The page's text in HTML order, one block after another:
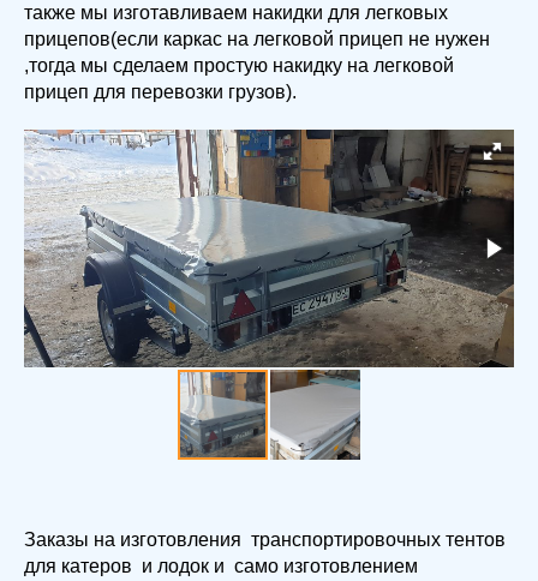
также мы изготавливаем накидки для легковых
прицепов(если каркас на легковой прицеп не нужен
,тогда мы сделаем простую накидку на легковой
прицеп для перевозки грузов).
Заказы на изготовления транспортировочных тентов
для катеров и лодок и само изготовлением